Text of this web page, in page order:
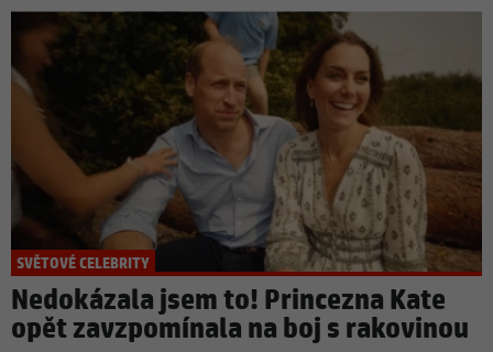
SVĚTOVÉ CELEBRITY
Nedokázala jsem to! Princezna Kate
opět zavzpomínala na boj s rakovinou